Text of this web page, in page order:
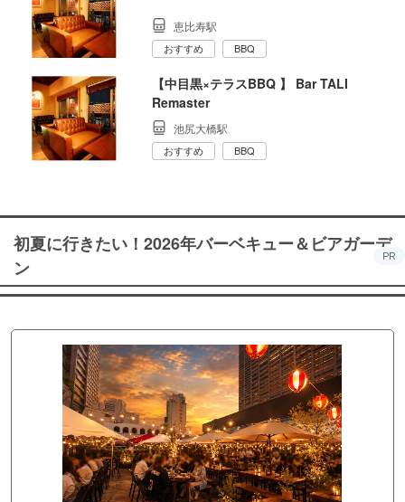
恵比寿駅
おすすめ BBQ
【中目黒×テラスBBQ 】 Bar TALI
Remaster
池尻大橋駅
おすすめ BBQ
初夏に行きたい！2026年バーベキュー＆ビアガーデ
ン
PR